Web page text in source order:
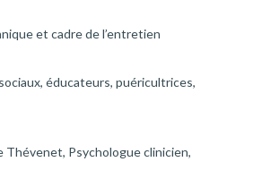
et cadre de l’entretien
éducateurs, puéricultrices,
Thévenet, Psychologue clinicien,